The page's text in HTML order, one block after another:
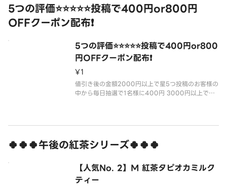
5つの評価⭐⭐⭐⭐⭐投稿で400円or800円
OFFクーポン配布❗
5つの評価⭐⭐⭐⭐⭐投稿で400円or800
円OFFクーポン配布❗
¥1
値引き後の金額2000円以上で星5つ投稿のお客様の
中から毎日抽選で1名様に400円 3000円以上で星5
🍀🍀🍀午後の紅茶シリーズ🍀🍀🍀
【人気No. 2】M 紅茶タピオカミルク
ティー